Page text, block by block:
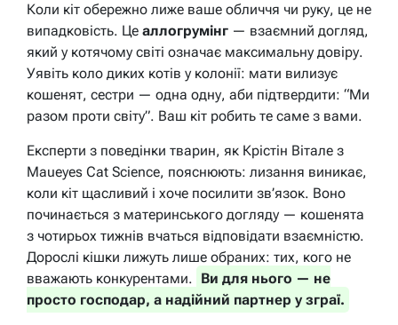
Коли кіт обережно лиже ваше обличчя чи руку, це не
випадковість. Це аллогрумінг — взаємний догляд,
який у котячому світі означає максимальну довіру.
Уявіть коло диких котів у колонії: мати вилизує
кошенят, сестри — одна одну, аби підтвердити: “Ми
разом проти світу”. Ваш кіт робить те саме з вами.
Експерти з поведінки тварин, як Крістін Вітале з
Maueyes Cat Science, пояснюють: лизання виникає,
коли кіт щасливий і хоче посилити зв’язок. Воно
починається з материнського догляду — кошенята
з чотирьох тижнів вчаться відповідати взаємністю.
Дорослі кішки лижуть лише обраних: тих, кого не
вважають конкурентами. Ви для нього — не
просто господар, а надійний партнер у зграї.